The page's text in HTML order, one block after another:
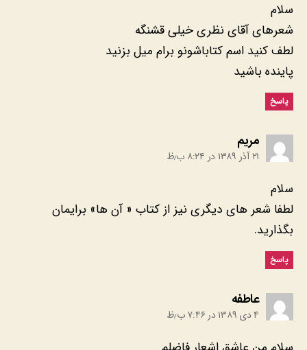
سلام
شعرهای آقای نظری خیلی قشنگه
لطف کنید اسم کتاباشونو برام میل بزنید
پاینده باشید
پاسخ
مریم
۲۱ آذر ۱۳۸۹ در ۸:۲۴ ب٫ظ
سلام
لطفا شعر های دیگری نیز از کتاب « آن ها» برایمان
بگذارید.
پاسخ
عاطفه
۴ دی ۱۳۸۹ در ۷:۴۶ ب٫ظ